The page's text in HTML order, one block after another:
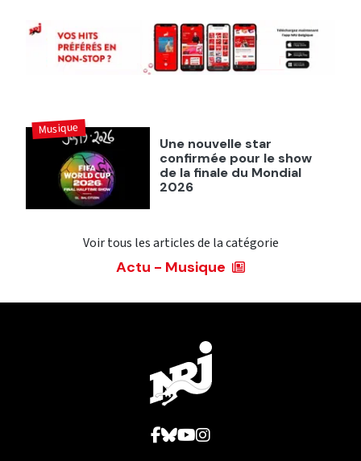
Une nouvelle star
confirmée pour le show
de la finale du Mondial
2026
Musique
Voir tous les articles de la catégorie
Actu - Musique